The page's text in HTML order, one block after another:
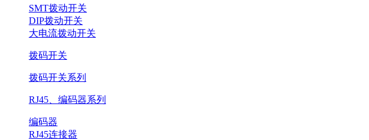
SMT拨动开关
DIP拨动开关
大电流拨动开关
拨码开关
拨码开关系列
RJ45、编码器系列
编码器
RJ45连接器